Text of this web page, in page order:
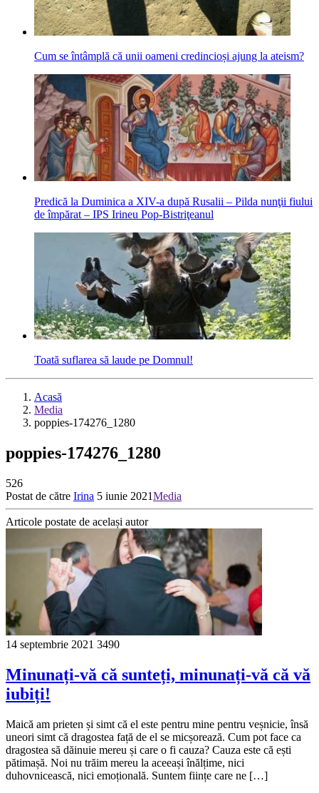
Cum se întâmplă că unii oameni credincioși ajung la ateism?
Predică la Duminica a XIV-a după Rusalii – Pilda nunţii fiului
de împărat – IPS Irineu Pop-Bistriţeanul
Toată suflarea să laude pe Domnul!
Acasă
Media
poppies-174276_1280
poppies-174276_1280
526
Postat de către Irina 5 iunie 2021Media
Articole postate de același autor
14 septembrie 2021 3490
Minunați-vă că sunteți, minunați-vă că vă
iubiți!
Maică am prieten și simt că el este pentru mine pentru veșnicie, însă
uneori simt că dragostea față de el se micșorează. Cum pot face ca
dragostea să dăinuie mereu și care o fi cauza? Cauza este că ești
pătimașă. Noi nu trăim mereu la aceeași înălțime, nici
duhovnicească, nici emoțională. Suntem ființe care ne […]